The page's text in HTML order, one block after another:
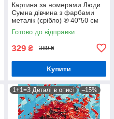
Картина за номерами Люди.
Сумна дівчина з фарбами
металік (срібло) ℗ 40*50 см
Орігамі LW 3312
Готово до відправки
329 ₴ 389 ₴
Купити
1+1=3 Деталі в описі –15%